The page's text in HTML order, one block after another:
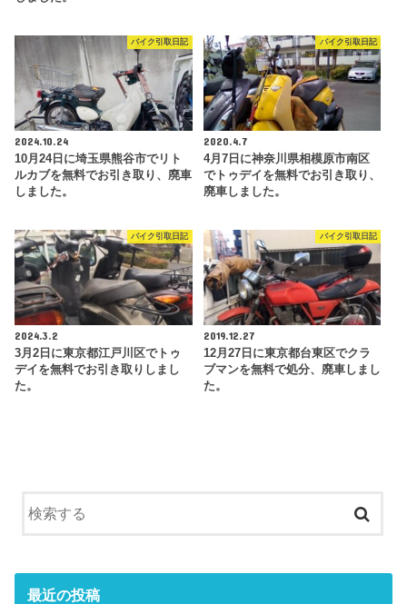
バイク引取日記
2024.10.24
10月24日に埼玉県熊谷市でリト
ルカブを無料でお引き取り、廃車
しました。
バイク引取日記
2020.4.7
4月7日に神奈川県相模原市南区
でトゥデイを無料でお引き取り、
廃車しました。
バイク引取日記
2024.3.2
3月2日に東京都江戸川区でトゥ
デイを無料でお引き取りしまし
た。
バイク引取日記
2019.12.27
12月27日に東京都台東区でクラ
ブマンを無料で処分、廃車しまし
た。
最近の投稿